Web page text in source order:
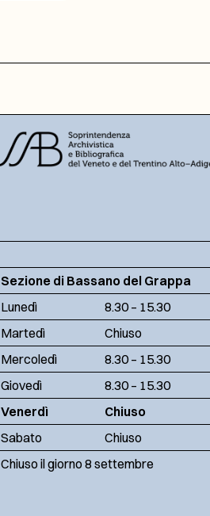
Sezione di Bassano del Grappa
Lunedì
8.30 – 15.30
Martedì
Chiuso
Mercoledì
8.30 – 15.30
Giovedì
8.30 – 15.30
Venerdì
Chiuso
Sabato
Chiuso
Chiuso il giorno 8 settembre